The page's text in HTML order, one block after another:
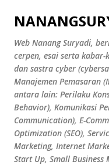
Web Nanang Suryadi,
cerpen, esai serta
dan sastra cyber
Manajemen Pemasaran
antara lain: Perilaku
Behavior), Komunikasi
Communication), E-
Optimization (SEO),
Marketing, Internet
Start Up, Small Business